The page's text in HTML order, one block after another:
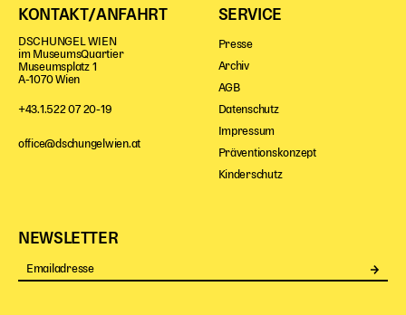
KONTAKT/ANFAHRT
DSCHUNGEL WIEN
im MuseumsQuartier
Museumsplatz 1
A-1070 Wien
+43.1.522 07 20-19
office@dschungelwien.at
SERVICE
Presse
Archiv
AGB
Datenschutz
Impressum
Präventionskonzept
Kinderschutz
NEWSLETTER